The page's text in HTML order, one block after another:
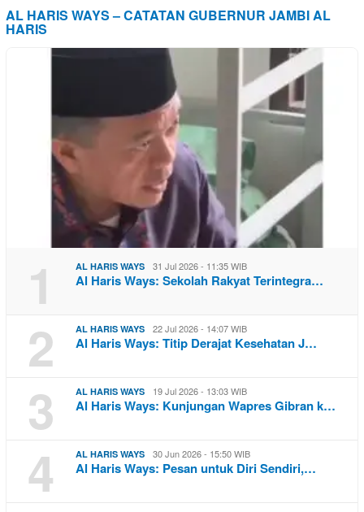
AL HARIS WAYS – CATATAN GUBERNUR JAMBI AL
HARIS
1 AL HARIS WAYS 31 Jul 2026 - 11:35 WIB
Al Haris Ways: Sekolah Rakyat Terintegra…
2 AL HARIS WAYS 22 Jul 2026 - 14:07 WIB
Al Haris Ways: Titip Derajat Kesehatan J…
3 AL HARIS WAYS 19 Jul 2026 - 13:03 WIB
Al Haris Ways: Kunjungan Wapres Gibran k…
4 AL HARIS WAYS 30 Jun 2026 - 15:50 WIB
Al Haris Ways: Pesan untuk Diri Sendiri,…